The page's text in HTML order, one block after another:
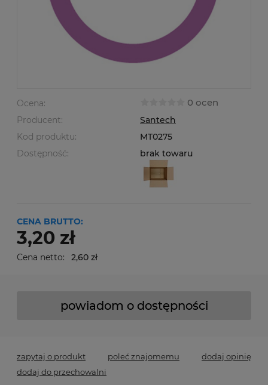
Ocena: 0 ocen
Producent:
Santech
Kod produktu:
MT0275
Dostępność:
brak towaru
CENA BRUTTO:
3,20 zł
Cena netto: 2,60 zł
powiadom o dostępności
zapytaj o produkt poleć znajomemu
dodaj opinię
dodaj do przechowalni